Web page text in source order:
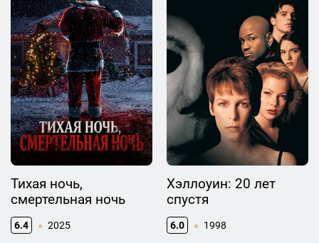
Тихая ночь,
смертельная ночь
6.4 2025
Хэллоуин: 20 лет
спустя
6.0 1998